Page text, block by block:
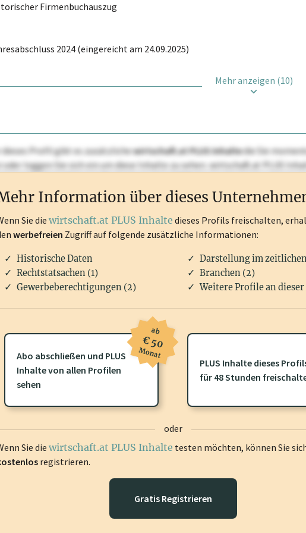
Firmenbuchauszug
2024 (eingereicht am 24.09.2025)
Mehr anzeigen (10)
dieses Profil gibt es zusätzlichewirtschaft.at PLUS Inhaltedie Sie
oder loggen Sie sich ein um diese Inhalte zu sehen. wirtschaft.at PLUS
dieses Profil gibt es zusätzliche wirtschaft.at PLUS Inhaltedie Sie
oder loggen Sie sich ein um diese Inhalte zu sehen.
Information über dieses
Sie diewirtschaft.at PLUS Inhalte dieses Profils freischalten,
werbefreien Zugriff auf folgende zusätzliche Informationen:
Historische Daten
Darstellung im
Rechtstatsachen (1)
Branchen (2)
Gewerbeberechtigungen (2)
Weitere Profile an dieser
Abo abschließen und PLUS
Inhalte von allen Profilen
sehen
ab
€ 50
Monat
PLUS Inhalte dieses
für 48 Stunden
oder
Sie diewirtschaft.at PLUS Inhalte testen möchten, können Sie
registrieren.
Gratis Registrieren